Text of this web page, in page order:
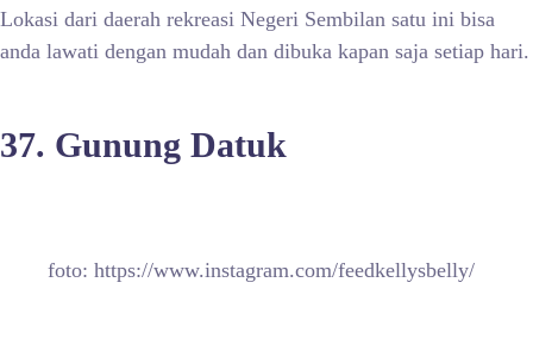
Lokasi dari daerah rekreasi Negeri Sembilan satu ini bisa
anda lawati dengan mudah dan dibuka kapan saja setiap hari.
37. Gunung Datuk
foto: https://www.instagram.com/feedkellysbelly/